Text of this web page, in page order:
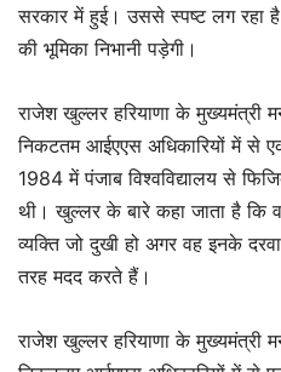
सरकार में हुई। उससे स्पष्ट लग रहा
की भूमिका निभानी पड़ेगी।
राजेश खुल्लर हरियाणा के मुख्यमंत्री
निकटतम आईएएस अधिकारियों में से
1984 में पंजाब विश्वविद्यालय से
थी। खुल्लर के बारे कहा जाता है कि
व्यक्ति जो दुखी हो अगर वह इनके
तरह मदद करते हैं।
राजेश खुल्लर हरियाणा के मुख्यमंत्री